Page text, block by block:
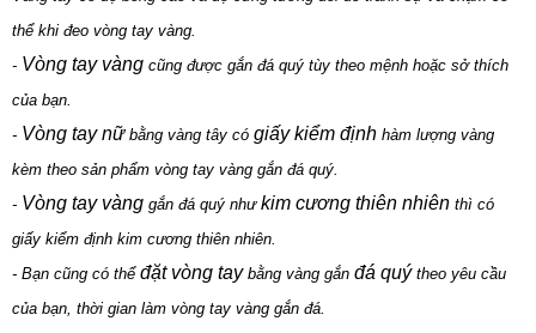
thể khi đeo vòng tay vàng.
- Vòng tay vàng cũng được gắn đá quý tùy theo mệnh hoặc sở thích
của bạn.
- Vòng tay nữbằng vàng tây có giấy kiểm định hàm lượng vàng
kèm theo sản phẩm vòng tay vàng gắn đá quý.
- Vòng tay vàng gắn đá quý như kim cương thiên nhiên thì có
giấy kiểm định kim cương thiên nhiên.
- Bạn cũng có thể đặt vòng taybằng vàng gắn đá quýtheo yêu cầu
của bạn, thời gian làm vòng tay vàng gắn đá.